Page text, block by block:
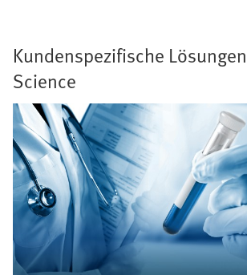
Kundenspezifische
Science